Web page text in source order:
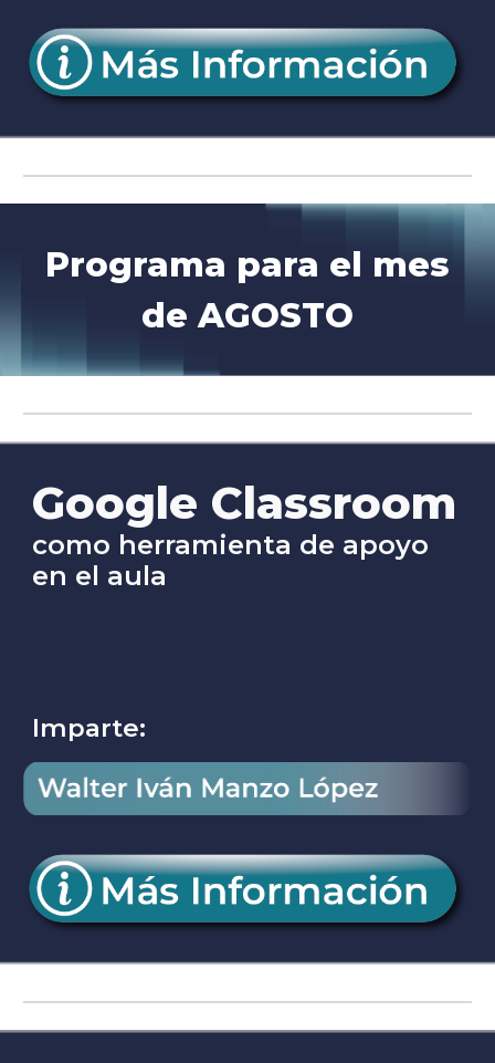
Programa para el mes
deAGOSTO
Google Classroom
como herramienta de apoyo
en el aula
Imparte: